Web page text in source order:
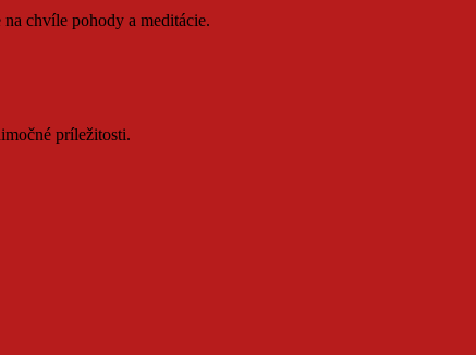
chvíle pohody a meditácie.
príležitosti.